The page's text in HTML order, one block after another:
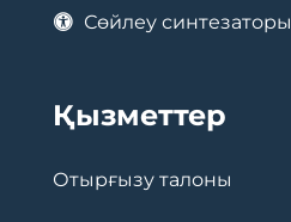
Сөйлеу синтезаторы
Қызметтер
Отырғызу талоны